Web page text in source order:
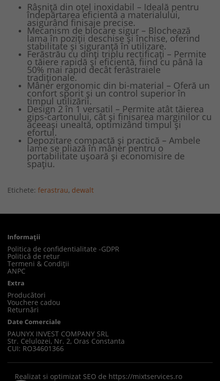
Râșniță din oțel inoxidabil – Ideală pentru
îndepărtarea eficientă a materialului,
asigurând finisaje precise.
Mecanism de blocare sigur – Blochează
lama în poziții deschise și închise, oferind
stabilitate și siguranță în utilizare.
Ferăstrău cu dinți triplu rectificați – Permite
o tăiere rapidă și eficientă, fiind cu până la
50% mai rapid decât ferăstraiele
tradiționale.
Mâner ergonomic din bi-material – Oferă un
confort sporit și un control superior în
timpul utilizării.
Design 2 în 1 versatil – Permite atât tăierea
gips-cartonului, cât și finisarea marginilor cu
aceeași unealtă, optimizând timpul și
efortul.
Depozitare compactă și practică – Ambele
lame se pliază în mâner pentru o
portabilitate ușoară și economisire de
spațiu.
Etichete: ferastrau, dewalt
Informaţii
Politica de confidentialitate -GDPR
Politică de retur
Termeni & Condiții
ANPC
Extra
Producători
Vouchere cadou
Returnări
Date Comerciale
PAUNYX INVEST COMPANY SRL
Str. Celulozei, Nr. 2, Oras Constanta
CUI: RO34601366
Realizat si optimizat SEO de https://mixtservices.ro